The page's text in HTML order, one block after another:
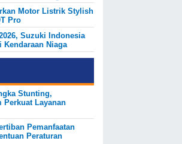
Motor Listrik Stylish
Pro
Suzuki Indonesia
Kendaraan Niaga
Stunting,
Perkuat Layanan
Pemanfaatan
Peraturan